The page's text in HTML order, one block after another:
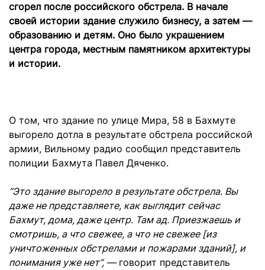
сгорел после российского обстрела. В начале
своей истории здание служило бизнесу, а затем —
образованию и детям. Оно было украшением
центра города, местным памятником архитектуры
и истории.
О том, что здание по улице Мира, 58 в Бахмуте
выгорело дотла в результате обстрела российской
армии, Вильному радио сообщил представитель
полиции Бахмута Павел Дяченко.
“Это здание выгорело в результате обстрела. Вы
даже не представляете, как выглядит сейчас
Бахмут, дома, даже центр. Там ад. Приезжаешь и
смотришь, а что свежее, а что не свежее [из
уничтоженных обстрелами и пожарами зданий], и
понимания уже нет”, —говорит представитель